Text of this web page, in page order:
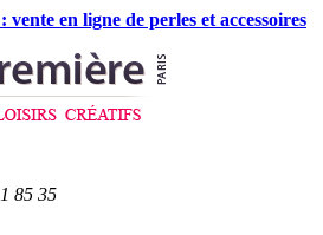
en ligne de perles et accessoires
85 35